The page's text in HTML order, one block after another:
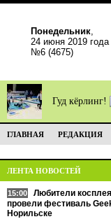
Понедельник,
24 июня 2019 года
№6 (4675)
Гуд кёрлинг!
ГЛАВНАЯ РЕДАКЦИЯ
ЛЕНТА НОВОСТЕЙ
15:00
Любители косплея
провели фестиваль
Норильске